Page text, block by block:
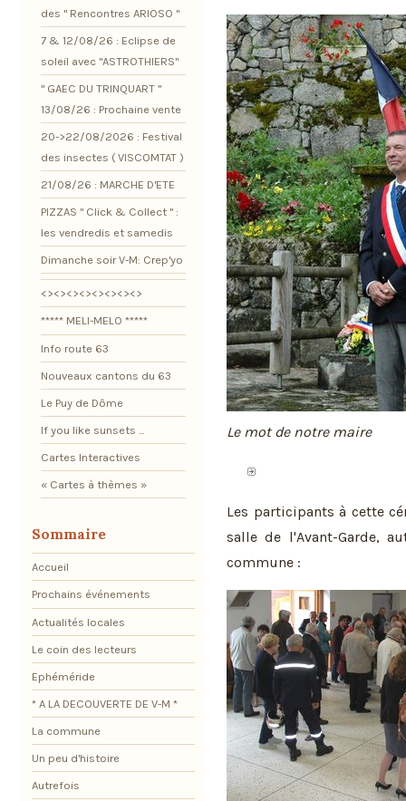
Le mot de notre maire
Les participants à cette
salle de l'Avant-Garde,
commune :
des " Rencontres ARIOSO "
7 & 12/08/26 : Eclipse de
soleil avec "ASTROTHIERS"
" GAEC DU TRINQUART "
13/08/26 : Prochaine vente
20->22/08/2026 : Festival
des insectes ( VISCOMTAT )
21/08/26 : MARCHE D'ETE
PIZZAS " Click & Collect " :
les vendredis et samedis
Dimanche soir V-M: Crep'yo
<><><><><><><><>
***** MELI-MELO *****
Info route 63
Nouveaux cantons du 63
Le Puy de Dôme
If you like sunsets ...
Cartes Interactives
« Cartes à thèmes »
Sommaire
Accueil
Prochains événements
Actualités locales
Le coin des lecteurs
Ephéméride
* A LA DECOUVERTE DE V-M *
La commune
Un peu d'histoire
Autrefois